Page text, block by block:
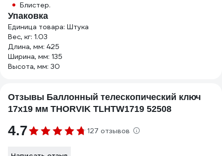
Блистер.
Упаковка
Единица товара: Штука
Вес, кг: 1.03
Длина, мм: 425
Ширина, мм: 135
Высота, мм: 30
Отзывы Баллонный телескопический ключ
17х19 мм THORVIK TLHTW1719 52508
4.7 127 отзывов